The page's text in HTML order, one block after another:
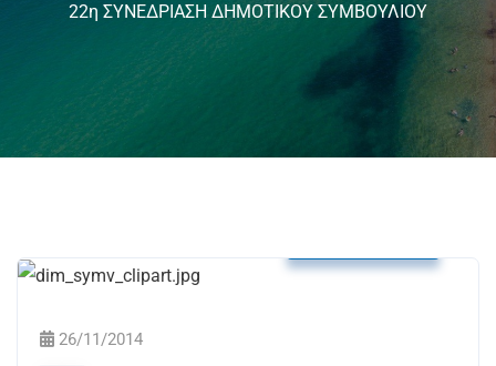
22η ΣΥΝΕΔΡΙΑΣΗ ΔΗΜΟΤΙΚΟΥ ΣΥΜΒΟΥΛΙΟΥ
26/11/2014